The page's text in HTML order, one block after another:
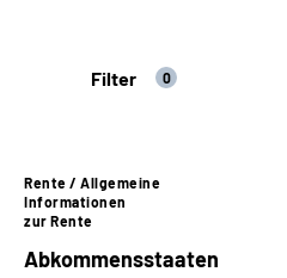
Language
Filter 0
Abkommensstaaten
Rente / Allgemeine
Informationen
zur Rente